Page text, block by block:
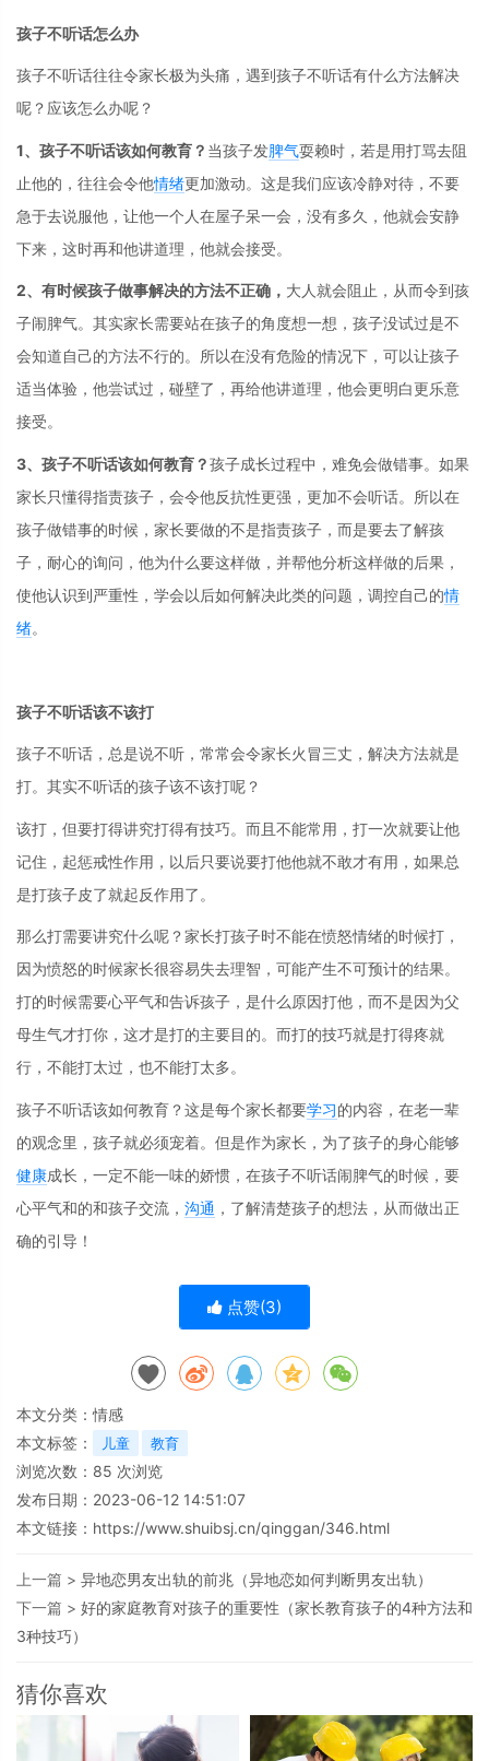
孩子不听话怎么办
孩子不听话往往令家长极为头痛，遇到孩子不听话有什么方法解决
呢？应该怎么办呢？
1、孩子不听话该如何教育？ 当孩子发脾气耍赖时，若是用打骂去阻
止他的，往往会令他情绪更加激动。这是我们应该冷静对待，不要
急于去说服他，让他一个人在屋子呆一会，没有多久，他就会安静
下来，这时再和他讲道理，他就会接受。
2、有时候孩子做事解决的方法不正确， 大人就会阻止，从而令到孩
子闹脾气。其实家长需要站在孩子的角度想一想，孩子没试过是不
会知道自己的方法不行的。所以在没有危险的情况下，可以让孩子
适当体验，他尝试过，碰壁了，再给他讲道理，他会更明白更乐意
接受。
3、孩子不听话该如何教育？孩子成长过程中，难免会做错事。如果
家长只懂得指责孩子，会令他反抗性更强，更加不会听话。所以在
孩子做错事的时候，家长要做的不是指责孩子，而是要去了解孩
子，耐心的询问，他为什么要这样做，并帮他分析这样做的后果，
使他认识到严重性，学会以后如何解决此类的问题，调控自己的情
绪。
孩子不听话该不该打
孩子不听话，总是说不听，常常会令家长火冒三丈，解决方法就是
打。其实不听话的孩子该不该打呢？
该打，但要打得讲究打得有技巧。而且不能常用，打一次就要让他
记住，起惩戒性作用，以后只要说要打他他就不敢才有用，如果总
是打孩子皮了就起反作用了。
那么打需要讲究什么呢？家长打孩子时不能在愤怒情绪的时候打，
因为愤怒的时候家长很容易失去理智，可能产生不可预计的结果。
打的时候需要心平气和告诉孩子，是什么原因打他，而不是因为父
母生气才打你，这才是打的主要目的。而打的技巧就是打得疼就
行，不能打太过，也不能打太多。
孩子不听话该如何教育？这是每个家长都要学习的内容，在老一辈
的观念里，孩子就必须宠着。但是作为家长，为了孩子的身心能够
健康成长，一定不能一味的娇惯，在孩子不听话闹脾气的时候，要
心平气和的和孩子交流， 沟通 ，了解清楚孩子的想法，从而做出正
确的引导！
点赞(3)
本文分类：情感
本文标签：
儿童 教育
浏览次数： 85 次浏览
发布日期：2023-06-12 14:51:07
本文链接： https://www.shuibsj.cn/qinggan/346.html
上一篇 > 异地恋男友出轨的前兆（异地恋如何判断男友出轨）
下一篇 > 好的家庭教育对孩子的重要性（家长教育孩子的4种方法和
3种技巧）
猜你喜欢